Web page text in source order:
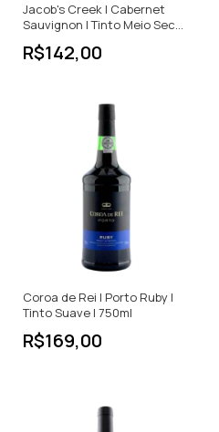
Jacob's Creek | Cabernet
Sauvignon | Tinto Meio Seco |
750ml
R$142,00
Coroa de Rei | Porto Ruby |
Tinto Suave | 750ml
R$169,00